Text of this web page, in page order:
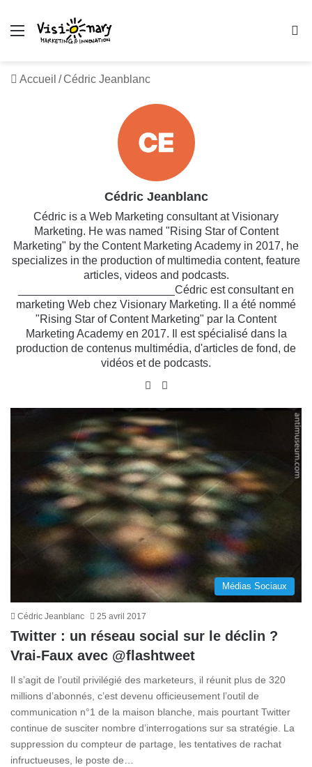
Menu
Accueil /Cédric Jeanblanc
Cédric Jeanblanc
Cédric is a Web Marketing consultant at Visionary
Marketing. He was named "Rising Star of Content
Marketing" by the Content Marketing Academy in 2017, he
specializes in the production of multimedia content, feature
articles, videos and podcasts.
_________________________Cédric est consultant en
marketing Web chez Visionary Marketing. Il a été nommé
"Rising Star of Content Marketing" par la Content
Marketing Academy en 2017. Il est spécialisé dans la
production de contenus multimédia, d'articles de fond, de
vidéos et de podcasts.
Website
Médias Sociaux
Cédric Jeanblanc 25 avril 2017
Twitter : un réseau social sur le déclin ?
Vrai-Faux avec @flashtweet
Il s’agit de l’outil privilégié des marketeurs, il réunit plus de 320
millions d’abonnés, c’est devenu officieusement l’outil de
communication n°1 de la maison blanche, mais pourtant Twitter
continue de susciter nombre d’interrogations sur sa stratégie. La
suppression du compteur de partage, les tentatives de rachat
infructueuses, le poste de…